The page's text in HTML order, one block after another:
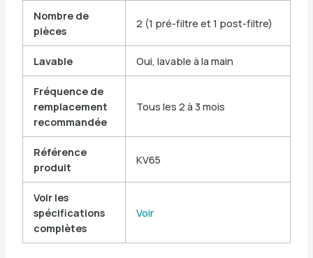
Nombre de
pièces
2 (1 pré-filtre et 1 post-filtre)
Lavable Oui, lavable à la main
Fréquence de
remplacement
recommandée
Tous les 2 à 3 mois
Référence
produit
KV65
Voir les
spécifications
complètes
Voir